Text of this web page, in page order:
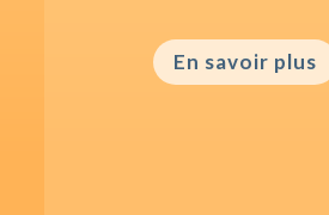
En savoir plus